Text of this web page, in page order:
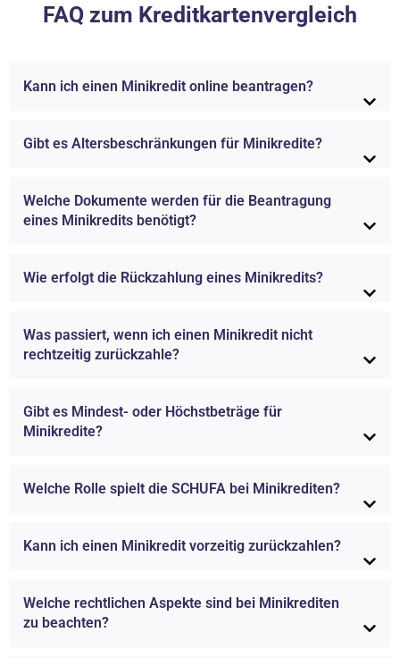
FAQ zum Kreditkartenvergleich
Kann ich einen Minikredit online beantragen?
Gibt es Altersbeschränkungen für Minikredite?
Welche Dokumente werden für die Beantragung
eines Minikredits benötigt?
Wie erfolgt die Rückzahlung eines Minikredits?
Was passiert, wenn ich einen Minikredit nicht
rechtzeitig zurückzahle?
Gibt es Mindest- oder Höchstbeträge für
Minikredite?
Welche Rolle spielt die SCHUFA bei Minikrediten?
Kann ich einen Minikredit vorzeitig zurückzahlen?
Welche rechtlichen Aspekte sind bei Minikrediten
zu beachten?